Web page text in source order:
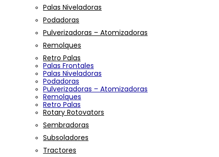
Palas Niveladoras
Podadoras
Pulverizadoras – Atomizadoras
Remolques
Retro Palas
Palas Frontales
Palas Niveladoras
Podadoras
Pulverizadoras – Atomizadoras
Remolques
Retro Palas
Rotary Rotovators
Sembradoras
Subsoladores
Tractores